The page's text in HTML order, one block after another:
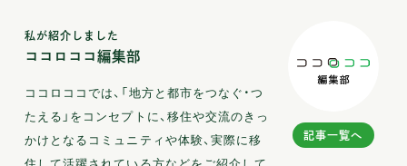
記事一覧へ
私が紹介しました
ココロココ編集部
ココロココでは、「地方と都市をつなぐ・つ
たえる」をコンセプトに、移住や交流のきっ
かけとなるコミュニティや体験、実際に移